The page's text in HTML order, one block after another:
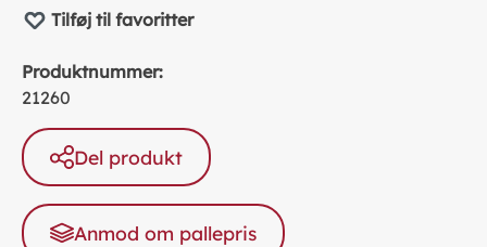
Tilføj til favoritter
Produktnummer:
21260
Del produkt
Anmod om pallepris